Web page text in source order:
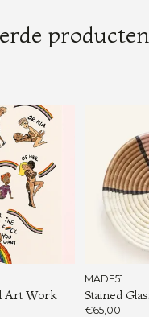
producten
Art Work
MADE51
Stained
€65,00